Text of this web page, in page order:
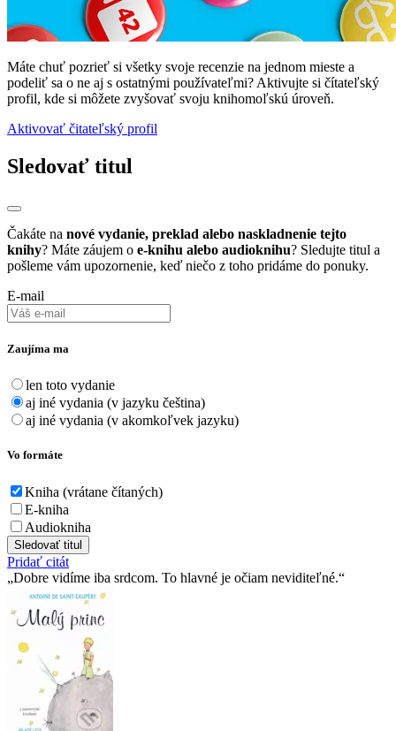
Máte chuť pozrieť si všetky svoje recenzie na jednom mieste a
podeliť sa o ne aj s ostatnými používateľmi? Aktivujte si čítateľský
profil, kde si môžete zvyšovať svoju knihomoľskú úroveň.
Aktivovať čitateľský profil
Sledovať titul
Čakáte na nové vydanie, preklad alebo naskladnenie tejto
knihy? Máte záujem o e-knihu alebo audioknihu? Sledujte titul a
pošleme vám upozornenie, keď niečo z toho pridáme do ponuky.
E-mail
Zaujíma ma
len toto vydanie
aj iné vydania (v jazyku čeština)
aj iné vydania (v akomkoľvek jazyku)
Vo formáte
Kniha (vrátane čítaných)
E-kniha
Audiokniha
Sledovať titul
Pridať citát
Dobre vidíme iba srdcom. To hlavné je očiam neviditeľné.